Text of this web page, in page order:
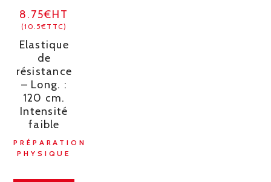
8.75€HT
(10.5€TTC)
Elastique
de
résistance
– Long. :
120 cm.
Intensité
faible
PRÉPARATION
PHYSIQUE